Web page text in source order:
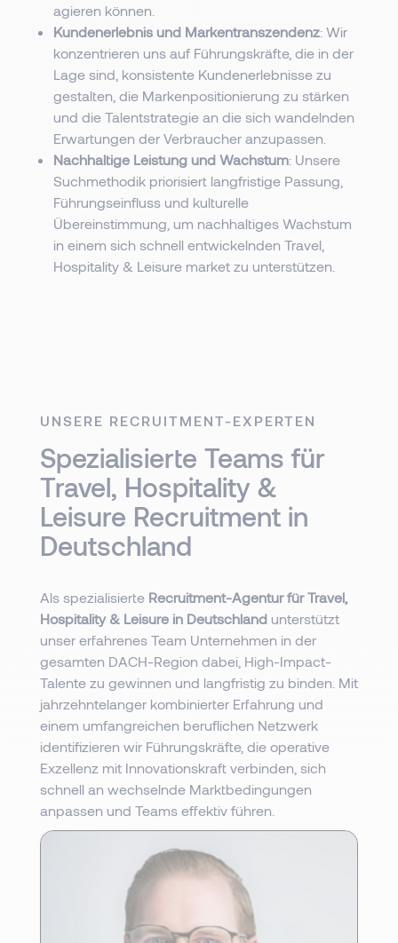
agieren können.
Kundenerlebnis und Markentranszendenz: Wir
konzentrieren uns auf Führungskräfte, die in der
Lage sind, konsistente Kundenerlebnisse zu
gestalten, die Markenpositionierung zu stärken
und die Talentstrategie an die sich wandelnden
Erwartungen der Verbraucher anzupassen.
Nachhaltige Leistung und Wachstum: Unsere
Suchmethodik priorisiert langfristige Passung,
Führungseinfluss und kulturelle
Übereinstimmung, um nachhaltiges Wachstum
in einem sich schnell entwickelnden Travel,
Hospitality & Leisure market zu unterstützen.
UNSERE RECRUITMENT-EXPERTEN
Spezialisierte Teams für
Travel, Hospitality &
Leisure Recruitment in
Deutschland
Als spezialisierte Recruitment-Agentur für Travel,
Hospitality & Leisure in Deutschland unterstützt
unser erfahrenes Team Unternehmen in der
gesamten DACH-Region dabei, High-Impact-
Talente zu gewinnen und langfristig zu binden. Mit
jahrzehntelanger kombinierter Erfahrung und
einem umfangreichen beruflichen Netzwerk
identifizieren wir Führungskräfte, die operative
Exzellenz mit Innovationskraft verbinden, sich
schnell an wechselnde Marktbedingungen
anpassen und Teams effektiv führen.